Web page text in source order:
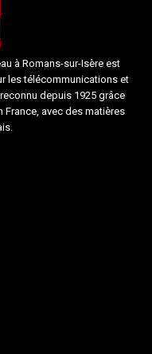
à Romans-sur-Isère est
les télécommunications et
depuis 1925 grâce
avec des matières